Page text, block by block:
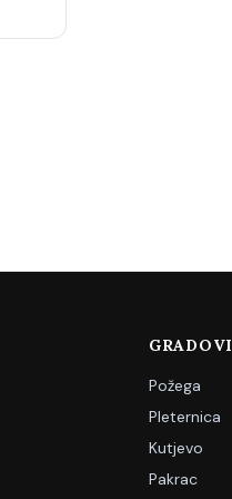
GRADOVI
Požega
Pleternica
Kutjevo
Pakrac